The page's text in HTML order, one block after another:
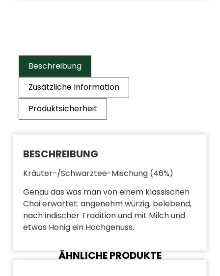
Beschreibung
Zusätzliche Information
Produktsicherheit
BESCHREIBUNG
Kräuter-/Schwarztee-Mischung (46%)
Genau das was man von einem klassischen
Chai erwartet: angenehm würzig, belebend,
nach indischer Tradition und mit Milch und
etwas Honig ein Hochgenuss.
ÄHNLICHE PRODUKTE